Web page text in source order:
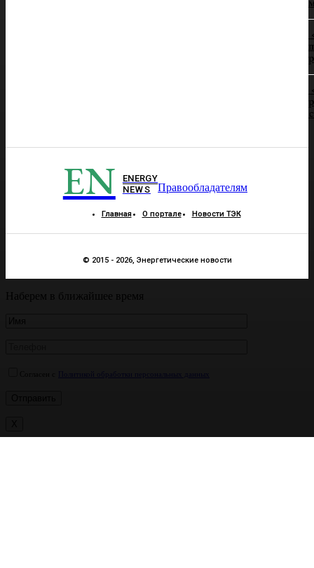
EN
ENERGY
NEWS
Правообладателям
Главная О портале Новости ТЭК
© 2015 - 2026, Энергетические новости
Наберем в ближайшее время